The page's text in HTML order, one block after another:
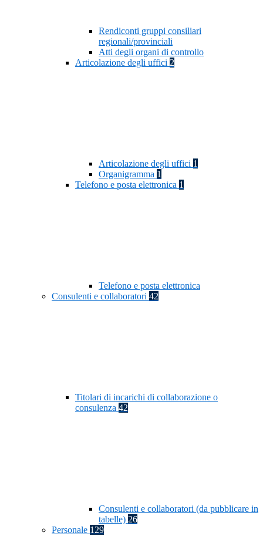
Rendiconti gruppi consiliari
regionali/provinciali
Atti degli organi di controllo
Articolazione degli uffici 2
Articolazione degli uffici 1
Organigramma 1
Telefono e posta elettronica 1
Telefono e posta elettronica
Consulenti e collaboratori 42
Titolari di incarichi di collaborazione o
consulenza 42
Consulenti e collaboratori (da pubblicare in
tabelle) 26
Personale 129